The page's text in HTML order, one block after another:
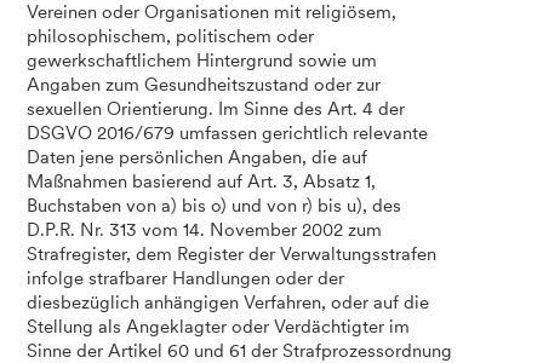
Vereinen oder Organisationen mit religiösem,
philosophischem, politischem oder
gewerkschaftlichem Hintergrund sowie um
Angaben zum Gesundheitszustand oder zur
sexuellen Orientierung. Im Sinne des Art. 4 der
DSGVO 2016/679 umfassen gerichtlich relevante
Daten jene persönlichen Angaben, die auf
Maßnahmen basierend auf Art. 3, Absatz 1,
Buchstaben von a) bis o) und von r) bis u), des
D.P.R. Nr. 313 vom 14. November 2002 zum
Strafregister, dem Register der Verwaltungsstrafen
infolge strafbarer Handlungen oder der
diesbezüglich anhängigen Verfahren, oder auf die
Stellung als Angeklagter oder Verdächtigter im
Sinne der Artikel 60 und 61 der Strafprozessordnung